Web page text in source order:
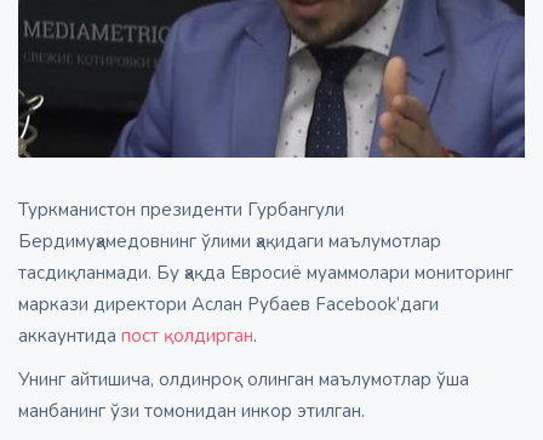
Туркманистон президенти Гурбангули
Бердимуҳамедовнинг ўлими ҳақидаги маълумотлар
тасдиқланмади. Бу ҳақда Евросиё муаммолари мониторинг
маркази директори Аслан Рубаев Facebook‘даги
аккаунтида пост қолдирган.
Унинг айтишича, олдинроқ олинган маълумотлар ўша
манбанинг ўзи томонидан инкор этилган.